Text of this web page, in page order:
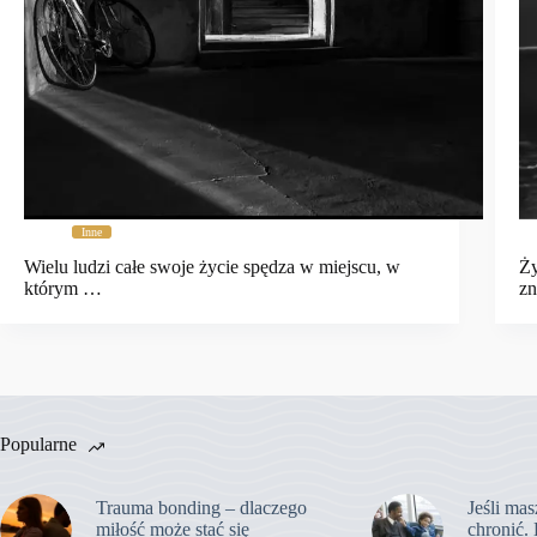
Inne
Wielu ludzi całe swoje życie spędza w miejscu, w
którym …
Popularne
Trauma bonding – dlaczego
miłość może stać się
Jeśli
chronić.